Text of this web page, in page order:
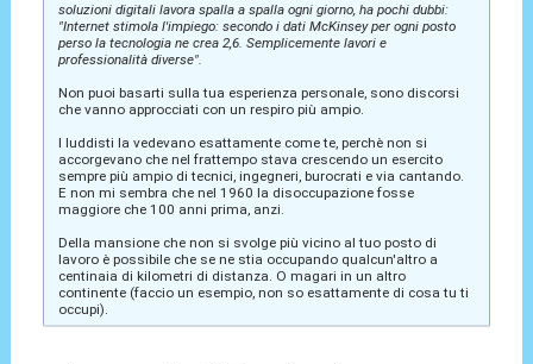
soluzioni digitali lavora spalla a spalla ogni giorno, ha pochi dubbi:
"Internet stimola l'impiego: secondo i dati McKinsey per ogni posto
perso la tecnologia ne crea 2,6. Semplicemente lavori e
professionalità diverse".
Non puoi basarti sulla tua esperienza personale, sono discorsi
che vanno approcciati con un respiro più ampio.
I luddisti la vedevano esattamente come te, perchè non si
accorgevano che nel frattempo stava crescendo un esercito
sempre più ampio di tecnici, ingegneri, burocrati e via cantando.
E non mi sembra che nel 1960 la disoccupazione fosse
maggiore che 100 anni prima, anzi.
Della mansione che non si svolge più vicino al tuo posto di
lavoro è possibile che se ne stia occupando qualcun'altro a
centinaia di kilometri di distanza. O magari in un altro
continente (faccio un esempio, non so esattamente di cosa tu ti
occupi).